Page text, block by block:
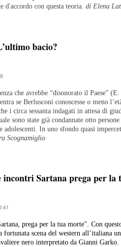
d'accordo con questa teoria. di Elena
bacio?
che avrebbe “disonorato il Paese”
se Berlusconi conoscesse o meno
i circa sessanta indagati in attesa di
sono state già condannate otto
adolescenti. In uno sfondo quasi
Scognamiglio
incontri Sartana prega per la
prega per la tua morte". Con
fortunata scena del western all’italiana
nero interpretato da Gianni Garko.